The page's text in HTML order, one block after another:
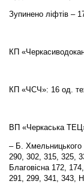
Зупинено ліфтів –
КП
КП «ЧСЧ»: 16 од.
ВП «Черкаська
– Б. Хмельницького
290, 302, 315, 325,
Благовісна 172,
291, 299, 341, 343,